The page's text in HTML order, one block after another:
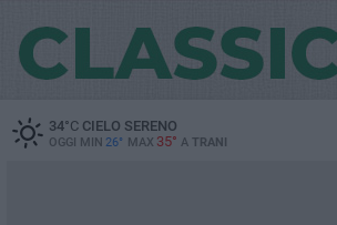
34°CCIELO SERENO
OGGI MIN 26° MAX 35° A TRANI